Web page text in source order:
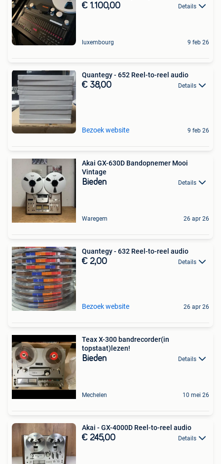
€ 1.100,00 Details
luxembourg 9 feb 26
Quantegy - 652 Reel-to-reel audio
€ 38,00 Details
Bezoek website 9 feb 26
Akai GX-630D Bandopnemer Mooi
Vintage
Bieden Details
Waregem 26 apr 26
Quantegy - 632 Reel-to-reel audio
€ 2,00 Details
Bezoek website 26 apr 26
Teax X-300 bandrecorder(in
topstaat)lezen!
Bieden Details
Mechelen 10 mei 26
Akai - GX-4000D Reel-to-reel audio
€ 245,00 Details